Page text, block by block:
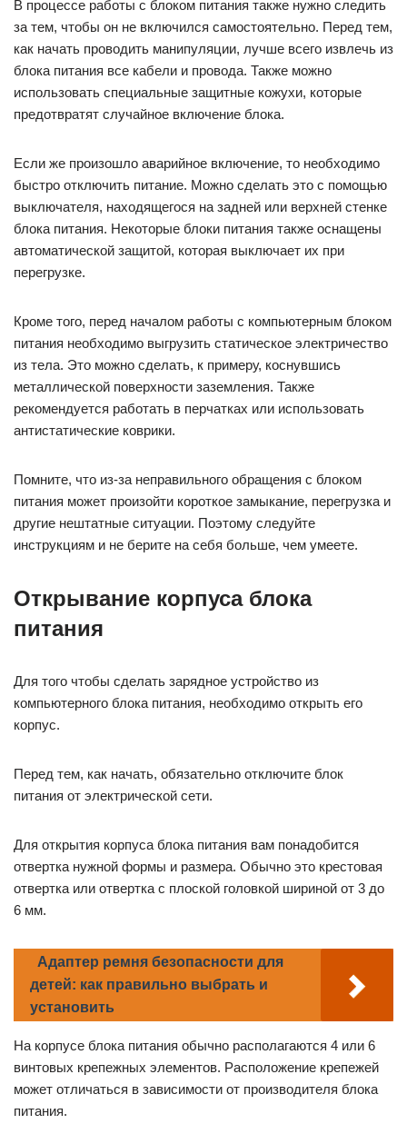
В процессе работы с блоком питания также нужно следить
за тем, чтобы он не включился самостоятельно. Перед тем,
как начать проводить манипуляции, лучше всего извлечь из
блока питания все кабели и провода. Также можно
использовать специальные защитные кожухи, которые
предотвратят случайное включение блока.
Если же произошло аварийное включение, то необходимо
быстро отключить питание. Можно сделать это с помощью
выключателя, находящегося на задней или верхней стенке
блока питания. Некоторые блоки питания также оснащены
автоматической защитой, которая выключает их при
перегрузке.
Кроме того, перед началом работы с компьютерным блоком
питания необходимо выгрузить статическое электричество
из тела. Это можно сделать, к примеру, коснувшись
металлической поверхности заземления. Также
рекомендуется работать в перчатках или использовать
антистатические коврики.
Помните, что из-за неправильного обращения с блоком
питания может произойти короткое замыкание, перегрузка и
другие нештатные ситуации. Поэтому следуйте
инструкциям и не берите на себя больше, чем умеете.
Открывание корпуса блока
питания
Для того чтобы сделать зарядное устройство из
компьютерного блока питания, необходимо открыть его
корпус.
Перед тем, как начать, обязательно отключите блок
питания от электрической сети.
Для открытия корпуса блока питания вам понадобится
отвертка нужной формы и размера. Обычно это крестовая
отвертка или отвертка с плоской головкой шириной от 3 до
6 мм.
Адаптер ремня безопасности для
детей: как правильно выбрать и
установить
На корпусе блока питания обычно располагаются 4 или 6
винтовых крепежных элементов. Расположение крепежей
может отличаться в зависимости от производителя блока
питания.